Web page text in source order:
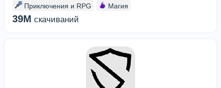
Приключения и RPG
Магия
39M скачиваний